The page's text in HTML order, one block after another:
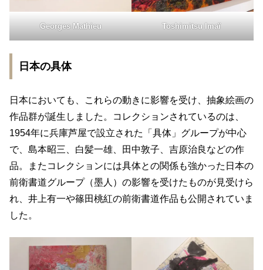
Georges Mathieu Toshimitsu Imaï
日本の具体
日本においても、これらの動きに影響を受け、抽象絵画の
作品群が誕生しました。コレクションされているのは、
1954年に兵庫芦屋で設立された「具体」グループが中心
で、島本昭三、白髪一雄、田中敦子、吉原治良などの作
品。またコレクションには具体との関係も強かった日本の
前衛書道グループ（墨人）の影響を受けたものが見受けら
れ、井上有一や篠田桃紅の前衛書道作品も公開されていま
した。